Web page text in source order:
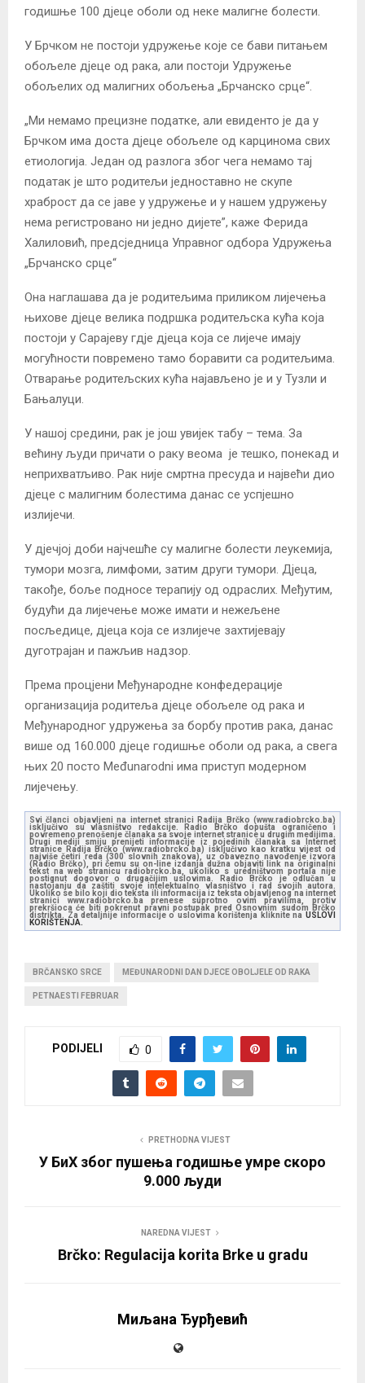
годишње 100 дјеце оболи од неке малигне болести.
У Брчком не постоји удружење које се бави питањем
обољеле дјеце од рака, али постоји Удружење
обољелих од малигних обољења „Брчанско срце“.
„Ми немамо прецизне податке, али евиденто је да у
Брчком има доста дјеце обољеле од карцинома свих
етиологија. Један од разлога због чега немамо тај
податак је што родитељи једноставно не скупе
храброст да се јаве у удружење и у нашем удружењу
нема регистровано ни једно дијете”, каже Ферида
Халиловић, предсједница Управног одбора Удружења
„Брчанско срце“
Она наглашава да је родитељима приликом лијечења
њихове дјеце велика подршка родитељска кућа која
постоји у Сарајеву гдје дјеца која се лијече имају
могућности повремено тамо боравити са родитељима.
Отварање родитељских кућа најављено је и у Тузли и
Бањалуци.
У нашој средини, рак је још увијек табу – тема. За
већину људи причати о раку веома је тешко, понекад и
неприхватљиво. Рак није смртна пресуда и највећи дио
дјеце с малигним болестима данас се успјешно
излијечи.
У дјечјој доби најчешће су малигне болести леукемија,
тумори мозга, лимфоми, затим други тумори. Дјеца,
такође, боље подносе терапију од одраслих. Међутим,
будући да лијечење може имати и нежељене
посљедице, дјеца која се излијече захтијевају
дуготрајан и пажљив надзор.
Према процјени Међународне конфедерације
организација родитеља дјеце обољеле од рака и
Међународног удружења за борбу против рака, данас
више од 160.000 дјеце годишње оболи од рака, а свега
њих 20 посто Međunarodni има приступ модерном
лијечењу.
Svi članci objavljeni na internet stranici Radija Brčko (www.radiobrcko.ba)
isključivo su vlasništvo redakcije. Radio Brčko dopušta ograničeno i
povremeno prenošenje članaka sa svoje internet stranice u drugim medijima.
Drugi mediji smiju prenijeti informacije iz pojedinih članaka sa Internet
stranice Radija Brčko (www.radiobrcko.ba) isključivo kao kratku vijest od
najviše četiri reda (300 slovnih znakova), uz obavezno navođenje izvora
(Radio Brčko), pri čemu su on-line izdanja dužna objaviti link na originalni
tekst na web stranicu radiobrcko.ba, ukoliko s uredništvom portala nije
postignut dogovor o drugačijim uslovima. Radio Brčko je odlučan u
nastojanju da zaštiti svoje intelektualno vlasništvo i rad svojih autora.
Ukoliko se bilo koji dio teksta ili informacija iz teksta objavljenog na internet
stranici www.radiobrcko.ba prenese suprotno ovim pravilima, protiv
prekršioca će biti pokrenut pravni postupak pred Osnovnim sudom Brčko
distrikta. Za detaljnije informacije o uslovima korištenja kliknite na USLOVI
KORIŠTENJA.
BRČANSKO SRCE MEĐUNARODNI DAN DJECE OBOLJELE OD RAKA
PETNAESTI FEBRUAR
PODIJELI 0
PRETHODNA VIJEST
У БиХ због пушења годишње умре скоро
9.000 људи
NAREDNA VIJEST
Brčko: Regulacija korita Brke u gradu
Миљана Ђурђевић